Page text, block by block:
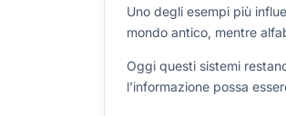
Uno degli esempi più
mondo antico, mentre
Oggi questi sistemi
l’informazione possa